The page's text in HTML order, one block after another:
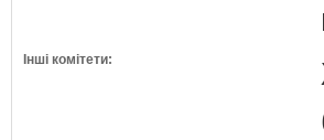
Інші комітети: